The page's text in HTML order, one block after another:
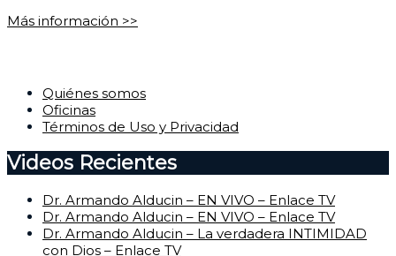
Más información >>
Quiénes somos
Oficinas
Términos de Uso y Privacidad
Videos Recientes
Dr. Armando Alducin – EN VIVO – Enlace TV
Dr. Armando Alducin – EN VIVO – Enlace TV
Dr. Armando Alducin – La verdadera INTIMIDAD
con Dios – Enlace TV